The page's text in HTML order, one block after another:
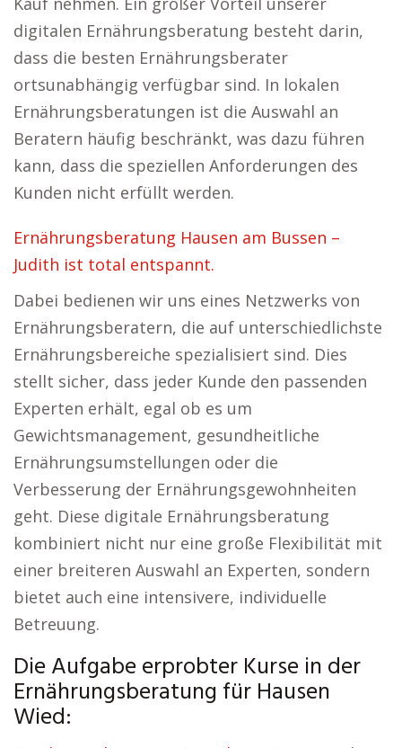
digitalen Ernährungsberatung besteht darin,
dass die besten Ernährungsberater
ortsunabhängig verfügbar sind. In lokalen
Ernährungsberatungen ist die Auswahl an
Beratern häufig beschränkt, was dazu führen
kann, dass die speziellen Anforderungen des
Kunden nicht erfüllt werden.
Ernährungsberatung Hausen am Bussen –
Judith ist total entspannt.
Dabei bedienen wir uns eines Netzwerks von
Ernährungsberatern, die auf unterschiedlichste
Ernährungsbereiche spezialisiert sind. Dies
stellt sicher, dass jeder Kunde den passenden
Experten erhält, egal ob es um
Gewichtsmanagement, gesundheitliche
Ernährungsumstellungen oder die
Verbesserung der Ernährungsgewohnheiten
geht. Diese digitale Ernährungsberatung
kombiniert nicht nur eine große Flexibilität mit
einer breiteren Auswahl an Experten, sondern
bietet auch eine intensivere, individuelle
Betreuung.
Die Aufgabe erprobter Kurse in der
Ernährungsberatung für Hausen
Wied: